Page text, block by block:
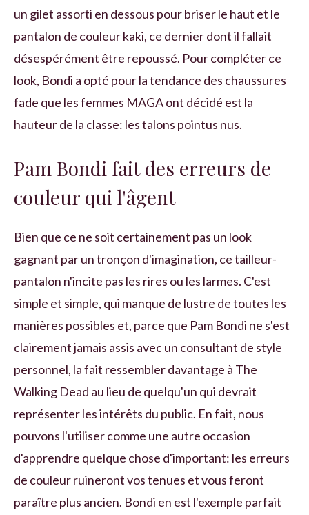
un gilet assorti en dessous pour briser le haut et le
pantalon de couleur kaki, ce dernier dont il fallait
désespérément être repoussé. Pour compléter ce
look, Bondi a opté pour la tendance des chaussures
fade que les femmes MAGA ont décidé est la
hauteur de la classe: les talons pointus nus.
Pam Bondi fait des erreurs de
couleur qui l'âgent
Bien que ce ne soit certainement pas un look
gagnant par un tronçon d'imagination, ce tailleur-
pantalon n'incite pas les rires ou les larmes. C'est
simple et simple, qui manque de lustre de toutes les
manières possibles et, parce que Pam Bondi ne s'est
clairement jamais assis avec un consultant de style
personnel, la fait ressembler davantage à The
Walking Dead au lieu de quelqu'un qui devrait
représenter les intérêts du public. En fait, nous
pouvons l'utiliser comme une autre occasion
d'apprendre quelque chose d'important: les erreurs
de couleur ruineront vos tenues et vous feront
paraître plus ancien. Bondi en est l'exemple parfait